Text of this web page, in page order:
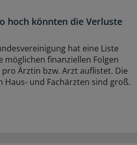
hoch könnten die Verluste
hat eine Liste
möglichen finanziellen Folgen
pro Ärztin bzw. Arzt auflistet. Die
Haus- und Fachärzten sind groß.